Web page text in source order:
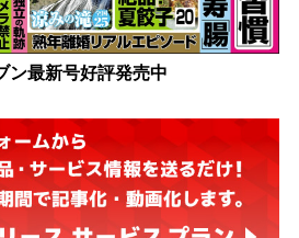
ン最新号好評発売中